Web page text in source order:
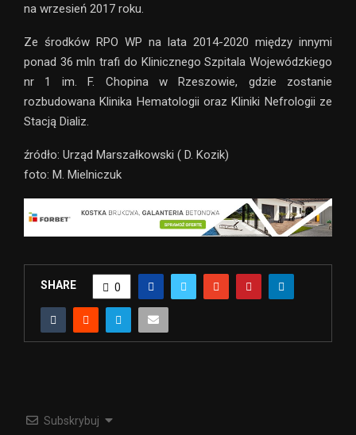
na wrzesień 2017 roku.
Ze środków RPO WP na lata 2014-2020 między innymi
ponad 36 mln trafi do Klinicznego Szpitala Wojewódzkiego
nr 1 im. F. Chopina w Rzeszowie, gdzie zostanie
rozbudowana Klinika Hematologii oraz Kliniki Nefrologii ze
Stacją Dializ.
źródło: Urząd Marszałkowski ( D. Kozik)
foto: M. Mielniczuk
SHARE 0
Subskrybuj